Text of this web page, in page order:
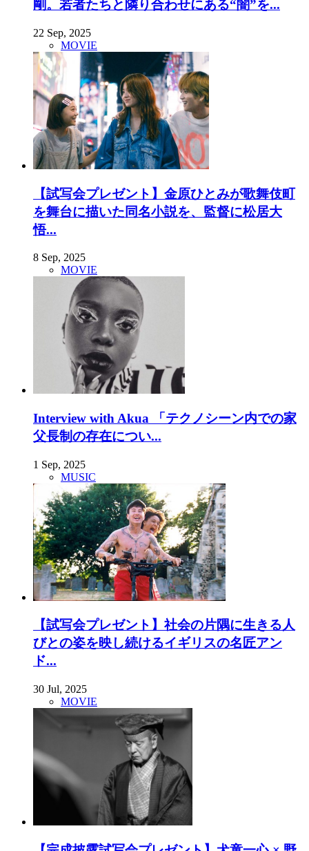
剛。若者たちと隣り合わせにある“闇”を...
22 Sep, 2025
MOVIE
【試写会プレゼント】金原ひとみが歌舞伎町
を舞台に描いた同名小説を、監督に松居大
悟...
8 Sep, 2025
MOVIE
Interview with Akua 「テクノシーン内での家
父長制の存在につい...
1 Sep, 2025
MUSIC
【試写会プレゼント】社会の片隅に生きる人
びとの姿を映し続けるイギリスの名匠アン
ド...
30 Jul, 2025
MOVIE